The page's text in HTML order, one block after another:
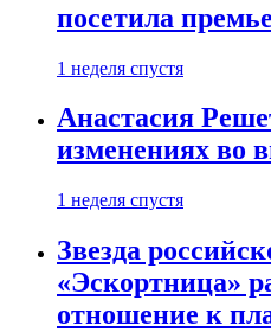
посетила
1 неделя спустя
Анастасия
изменениях во
1 неделя спустя
Звезда
«Эскортница»
отношение к